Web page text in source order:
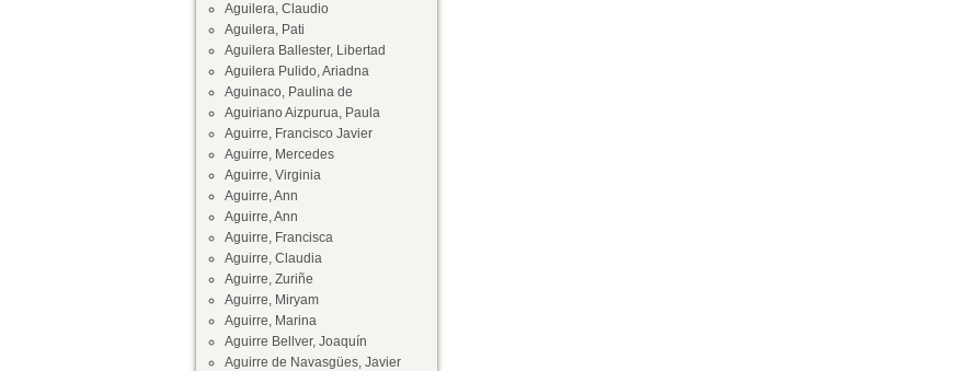
Aguilera, Claudio
Aguilera, Pati
Aguilera Ballester, Libertad
Aguilera Pulido, Ariadna
Aguinaco, Paulina de
Aguiriano Aizpurua, Paula
Aguirre, Francisco Javier
Aguirre, Mercedes
Aguirre, Virginia
Aguirre, Ann
Aguirre, Ann
Aguirre, Francisca
Aguirre, Claudia
Aguirre, Zuriñe
Aguirre, Miryam
Aguirre, Marina
Aguirre Bellver, Joaquín
Aguirre de Navasgües, Javier